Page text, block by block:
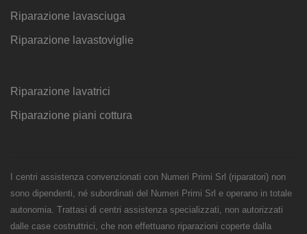
Riparazione lavasciuga
Riparazione lavastoviglie
Riparazione lavatrici
Riparazione piani cottura
I centri assistenza convenzionati con Numeri Primi Srl (riparatori) non
sono dipendenti, né subordinati del Numeri Primi Srl e operano in totale
autonomia. Trattasi di centri assistenza specializzati, non autorizzati
dalle case costruttrici, che non effettuano riparazioni coperte dalla